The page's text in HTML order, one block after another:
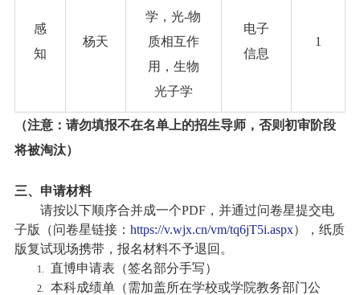
感
知
杨天
学，光-物
质相互作
用，生物
光子学
电子
信息
1
（注意：请勿填报不在名单上的招生导师，否则初审阶段
将被淘汰）
三、申请材料
请按以下顺序合并成一个PDF，并通过问卷星提交电
子版（问卷星链接： https://v.wjx.cn/vm/tq6jT5i.aspx），纸质
版复试现场携带，报名材料不予退回。
1. 直博申请表（签名部分手写）
2.
本科成绩单（需加盖所在学校或学院教务部门公